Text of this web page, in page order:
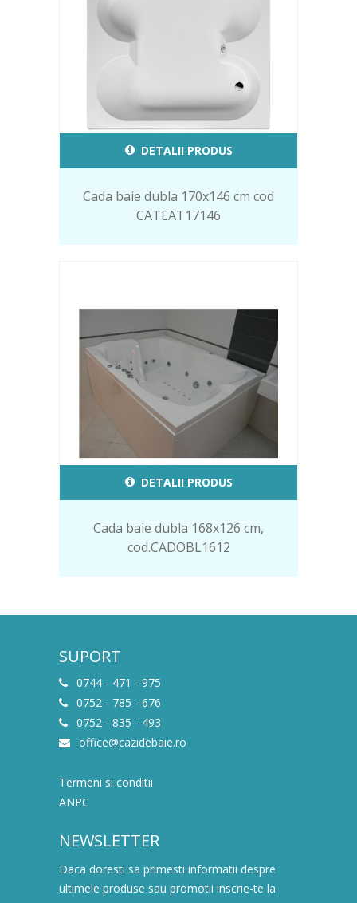
DETALII PRODUS
Cada baie dubla 170x146 cm cod
CATEAT17146
DETALII PRODUS
Cada baie dubla 168x126 cm,
cod.CADOBL1612
SUPORT
0744 - 471 - 975
0752 - 785 - 676
0752 - 835 - 493
office@cazidebaie.ro
Termeni si conditii
ANPC
NEWSLETTER
Daca doresti sa primesti informatii despre
ultimele produse sau promotii inscrie-te la